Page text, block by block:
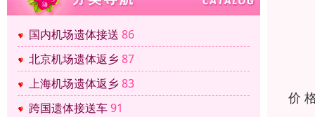
国内机场遗体接送 86
北京机场遗体返乡87
上海机场遗体返乡83
跨国遗体接送车91
价